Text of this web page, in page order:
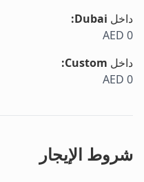
داخل Dubai
:
AED 0
داخل Custom
:
AED 0
شروط الإيجار